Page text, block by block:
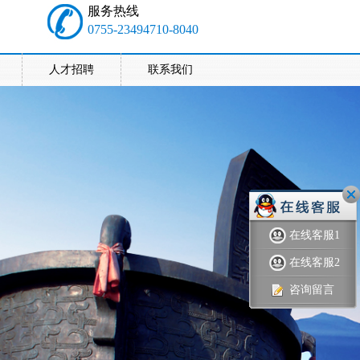
服务热线
0755-23494710-8040
人才招聘 联系我们
在线客服1
在线客服2
咨询留言